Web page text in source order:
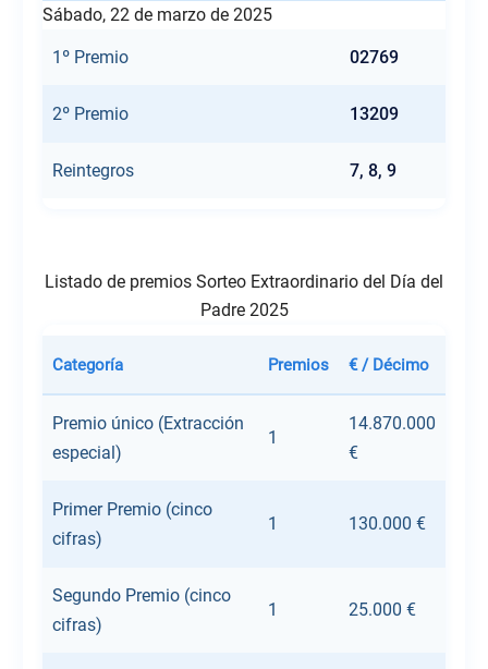
Sábado, 22 de marzo de 2025
1º Premio 02769
2º Premio 13209
Reintegros 7, 8, 9
Listado de premios Sorteo Extraordinario del Día del
Padre 2025
Premio único (Extracción
especial)
1
14.870.000
€
Primer Premio (cinco
cifras)
1 130.000 €
Segundo Premio (cinco
cifras)
1 25.000 €